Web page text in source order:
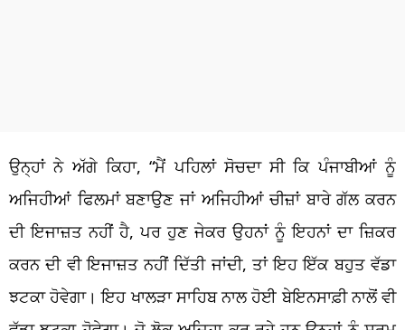
ਉਨ੍ਹਾਂ ਨੇ ਅੱਗੇ ਕਿਹਾ, “ਮੈਂ ਪਹਿਲਾਂ ਸੋਚਦਾ ਸੀ ਕਿ ਪੰਜਾਬੀਆਂ ਨੂੰ
ਅਜਿਹੀਆਂ ਫਿਲਮਾਂ ਬਣਾਉਣ ਜਾਂ ਅਜਿਹੀਆਂ ਚੀਜ਼ਾਂ ਬਾਰੇ ਗੱਲ ਕਰਨ
ਦੀ ਇਜਾਜ਼ਤ ਨਹੀਂ ਹੈ, ਪਰ ਹੁਣ ਜੇਕਰ ਉਹਨਾਂ ਨੂੰ ਇਹਨਾਂ ਦਾ ਜ਼ਿਕਰ
ਕਰਨ ਦੀ ਵੀ ਇਜਾਜ਼ਤ ਨਹੀਂ ਦਿੱਤੀ ਜਾਂਦੀ, ਤਾਂ ਇਹ ਇੱਕ ਬਹੁਤ ਵੱਡਾ
ਝਟਕਾ ਹੋਵੇਗਾ। ਇਹ ਖਾਲੜਾ ਸਾਹਿਬ ਨਾਲ ਹੋਈ ਬੇਇਨਸਾਫ਼ੀ ਨਾਲੋਂ ਵੀ